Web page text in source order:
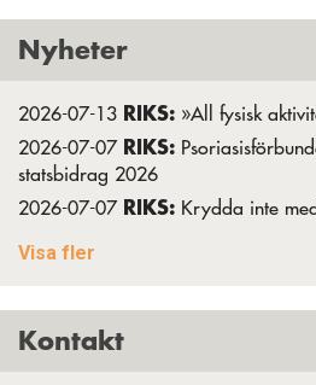
Nyheter
2026-07-13 RIKS: »All fysisk
2026-07-07 RIKS:
statsbidrag 2026
2026-07-07 RIKS: Krydda inte
2026-06-28
2026-05-15RIKS:Webinar om
2026-04-21RIKS:
2026-04-15RIKS:”Att bära
Visa fler
Kontakt